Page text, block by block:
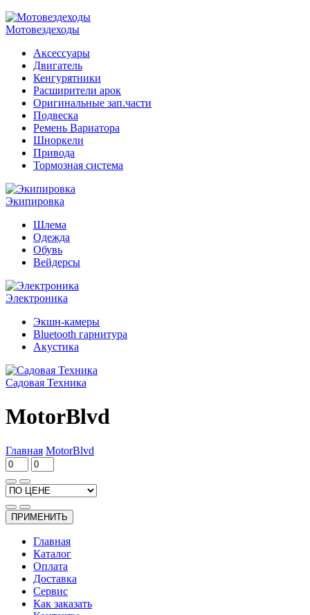
Мотовездеходы
Аксессуары
Двигатель
Кенгурятники
Расширители арок
Оригинальные зап.части
Подвеска
Ремень Вариатора
Шноркели
Привода
Тормозная система
Экипировка
Шлема
Одежда
Обувь
Вейдерсы
Электроника
Экшн-камеры
Bluetooth гарнитура
Акустика
Садовая Техника
MotorBlvd
Главная MotorBlvd
ПРИМЕНИТЬ
Главная
Каталог
Оплата
Доставка
Сервис
Как заказать